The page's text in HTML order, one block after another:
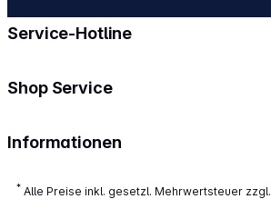
Service-Hotline
Shop Service
Informationen
* Alle Preise inkl. gesetzl. Mehrwertsteuer zzgl.